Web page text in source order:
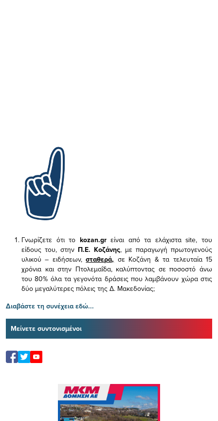
Γνωρίζετε ότι το kozan.gr είναι από τα ελάχισταsite, του
είδους του, στην Π.Ε. Κοζάνης, με παραγωγή πρωτογενούς
υλικού – ειδήσεων,σταθερά, σε Κοζάνη & τα τελευταία 15
χρόνια και στην Πτολεμαΐδα, καλύπτοντας σε ποσοστό άνω
του 80% όλα τα γεγονότα δράσεις που λαμβάνουν χώρα στις
δύο μεγαλύτερες πόλεις της Δ. Μακεδονίας;
Διαβάστε τη συνέχεια εδώ...
Μείνετε συντονισμένοι